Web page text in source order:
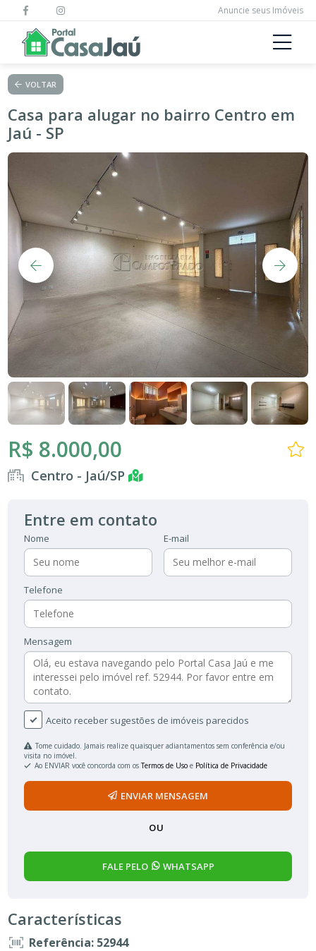
Anuncie seus Imóveis
VOLTAR
Casa para alugar no bairro Centro em
Jaú - SP
R$ 8.000,00
Centro - Jaú/SP
Entre em contato
Nome E-mail
Telefone
Mensagem
Aceito receber sugestões de imóveis parecidos
Tome cuidado. Jamais realize quaisquer adiantamentos sem conferência e/ou
visita no imóvel.
Ao ENVIAR você concorda com osTermos de Uso e Política de Privacidade
ENVIAR MENSAGEM
OU
FALE PELO WHATSAPP
Características
Referência: 52944